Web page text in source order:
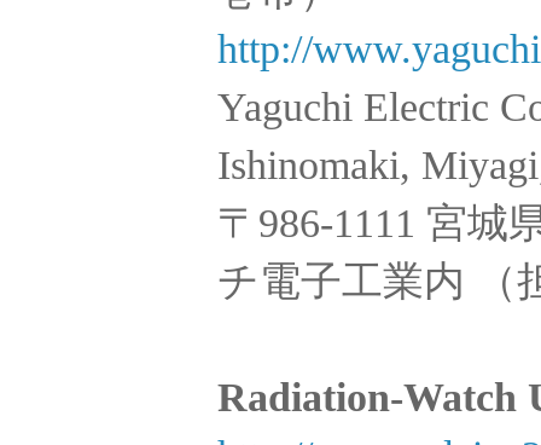
http://
Yaguchi Electric
Ishinomaki,
〒986-1111 宮城
チ電子工業内 （
Radiation-Watch